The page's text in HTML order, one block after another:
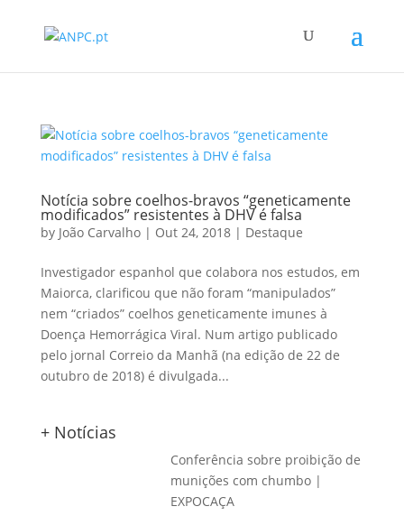
Notícia sobre coelhos-bravos “geneticamente
modificados” resistentes à DHV é falsa
by João Carvalho| Out 24, 2018| Destaque
Investigador espanhol que colabora nos estudos, em
Maiorca, clarificou que não foram “manipulados”
nem “criados” coelhos geneticamente imunes à
Doença Hemorrágica Viral. Num artigo publicado
pelo jornal Correio da Manhã (na edição de 22 de
outubro de 2018) é divulgada...
+ Notícias
Conferência sobre proibição de
munições com chumbo |
EXPOCAÇA